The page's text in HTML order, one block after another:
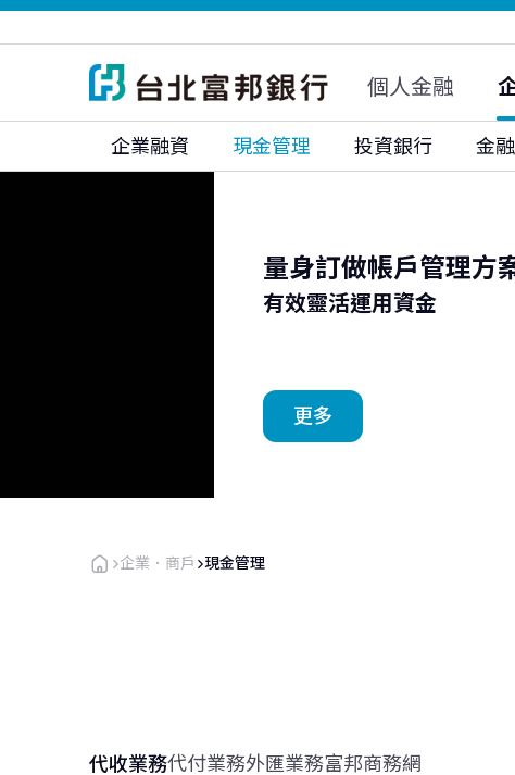
富邦證券
富邦證券(香港)
富邦期貨
富邦投顧
個人金融
企業融資 現金管理 投資銀行 金
量身訂做帳戶管理方
有效靈活運用資金
更多
企業．商戶 現金管理
代收業務代付業務外匯業務富邦商務網